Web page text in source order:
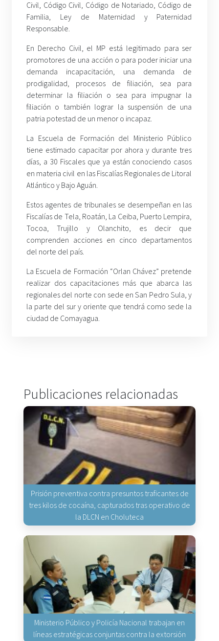
Civil, Código Civil, Código de Notariado, Código de
Familia, Ley de Maternidad y Paternidad
Responsable.
En Derecho Civil, el MP está legitimado para ser
promotores de una acción o para poder iniciar una
demanda incapacitación, una demanda de
prodigalidad, procesos de filiación, sea para
determinar la filiación o sea para impugnar la
filiación o también lograr la suspensión de una
patria potestad de un menor o incapaz.
La Escuela de Formación del Ministerio Público
tiene estimado capacitar por ahora y durante tres
días, a 30 Fiscales que ya están conociendo casos
en materia civil en las Fiscalías Regionales de Litoral
Atlántico y Bajo Aguán.
Estos agentes de tribunales se desempeñan en las
Fiscalías de Tela, Roatán, La Ceiba, Puerto Lempira,
Tocoa, Trujillo y Olanchito, es decir que
comprenden acciones en cinco departamentos
del norte del país.
La Escuela de Formación “Orlan Chávez” pretende
realizar dos capacitaciones más que abarca las
regionales del norte con sede en San Pedro Sula, y
la parte del sur y oriente que tendrá como sede la
ciudad de Comayagua.
Publicaciones relacionadas
Prisión preventiva contra presuntos traficantes de
tres kilos de cocaína, capturados tras operativo de
la DLCN en Choluteca
Ministerio Público y Policía Nacional trabajan en
líneas estratégicas conjuntas contra la extorsión